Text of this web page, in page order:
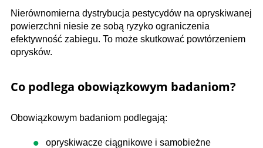
Nierównomierna dystrybucja pestycydów na opryskiwanej
powierzchni niesie ze sobą ryzyko ograniczenia
efektywność zabiegu. To może skutkować powtórzeniem
oprysków.
Co podlega obowiązkowym badaniom?
Obowiązkowym badaniom podlegają:
opryskiwacze ciągnikowe i samobieżne